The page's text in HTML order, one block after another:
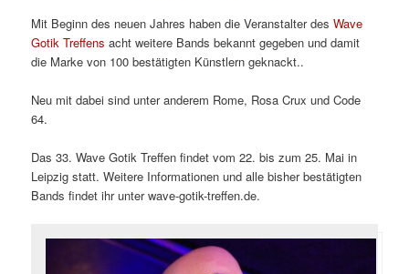
Mit Beginn des neuen Jahres haben die Veranstalter desWave
Gotik Treffens acht weitere Bands bekannt gegeben und damit
die Marke von 100 bestätigten Künstlern geknackt..
Neu mit dabei sind unter anderem Rome, Rosa Crux und Code
64.
Das 33. Wave Gotik Treffen findet vom 22. bis zum 25. Mai in
Leipzig statt. Weitere Informationen und alle bisher bestätigten
Bands findet ihr unter wave-gotik-treffen.de.